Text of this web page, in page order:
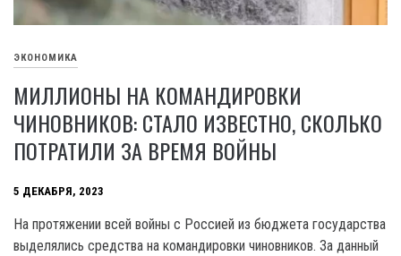
ЭКОНОМИКА
МИЛЛИОНЫ НА КОМАНДИРОВКИ
ЧИНОВНИКОВ: СТАЛО ИЗВЕСТНО, СКОЛЬКО
ПОТРАТИЛИ ЗА ВРЕМЯ ВОЙНЫ
5 ДЕКАБРЯ, 2023
На протяжении всей войны с Россией из бюджета государства
выделялись средства на командировки чиновников. За данный